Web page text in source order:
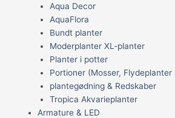
Aqua Decor
AquaFlora
Bundt planter
Moderplanter XL-planter
Planter i potter
Portioner (Mosser, Flydeplanter
plantegødning & Redskaber
Tropica Akvarieplanter
Armature & LED